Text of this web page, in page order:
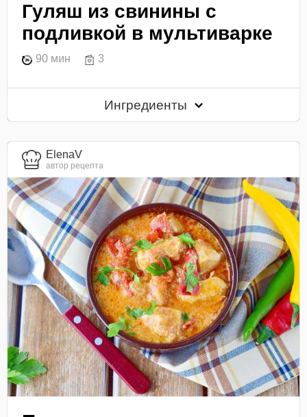
Гуляш из свинины с
подливкой в мультиварке
90 мин 3
Ингредиенты
ElenaV
автор рецепта